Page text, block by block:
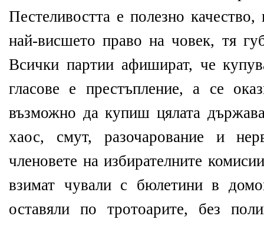
Пестеливостта е полезно
най-висшето право на човек, тя
Всички партии афишират, че
гласове е престъпление, а се
възможно да купиш цялата
хаос, смут, разочарование и
членовете на избирателните
взимат чували с бюлетини в
оставяли по тротоарите, без